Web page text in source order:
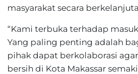
masyarakat secara
“Kami terbuka terhadap
Yang paling penting adalah
pihak dapat berkolaborasi
bersih di Kota Makassar